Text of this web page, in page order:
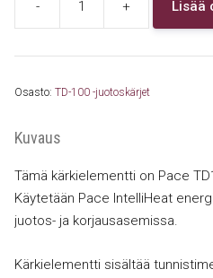
-
1124-
TD100
+ Lisää
Osasto: TD-100 -juotoskärjet
Kuvaus
Tämä kärkielementti on Pace
Käytetään Pace IntelliHeat
juotos- ja korjausasemissa.
Kärkielementti sisältää